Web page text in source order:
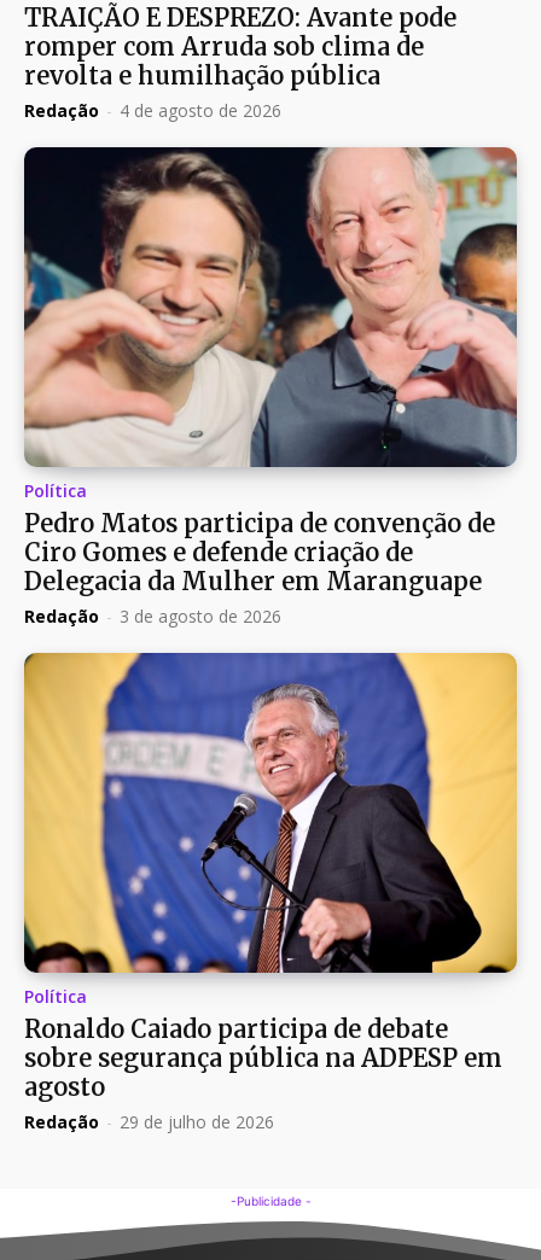
TRAIÇÃO E DESPREZO: Avante pode
romper com Arruda sob clima de
revolta e humilhação pública
Redação - 4 de agosto de 2026
Política
Pedro Matos participa de convenção de
Ciro Gomes e defende criação de
Delegacia da Mulher em Maranguape
Redação - 3 de agosto de 2026
Política
Ronaldo Caiado participa de debate
sobre segurança pública na ADPESP em
agosto
Redação - 29 de julho de 2026
-Publicidade -